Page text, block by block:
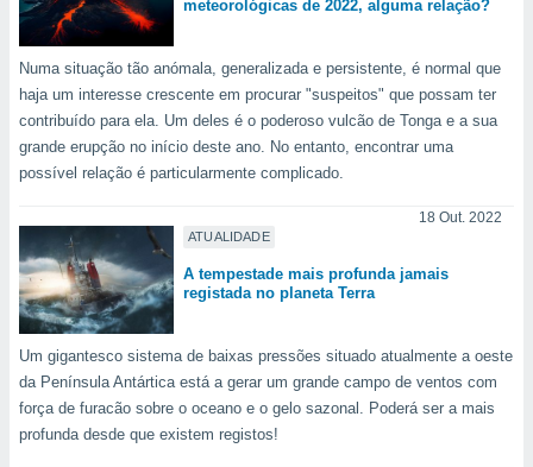
utilizar
criar
medir
da
medir o
dos
os
de
ou
de dados
fontes,
meteorológicas de 2022, alguma relação?
Numa situação tão anómala, generalizada e persistente, é normal que
haja um interesse crescente em procurar "suspeitos" que possam ter
contribuído para ela. Um deles é o poderoso vulcão de Tonga e a sua
grande erupção no início deste ano. No entanto, encontrar uma
possível relação é particularmente complicado.
ATUALIDADE
18 Out. 2022
A tempestade mais profunda jamais
registada no planeta Terra
Um gigantesco sistema de baixas pressões situado atualmente a oeste
da Península Antártica está a gerar um grande campo de ventos com
força de furacão sobre o oceano e o gelo sazonal. Poderá ser a mais
profunda desde que existem registos!